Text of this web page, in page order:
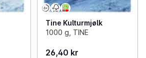
Tine Kulturmjølk
1000 g, TINE
26,40 kr